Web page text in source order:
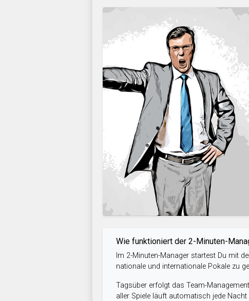
Wie funktioniert der 2-Minuten-
Im 2-Minuten-Manager startest Du mit
nationale und internationale Pokale zu
Tagsüber erfolgt das Team-
aller Spiele läuft automatisch jede Nacht